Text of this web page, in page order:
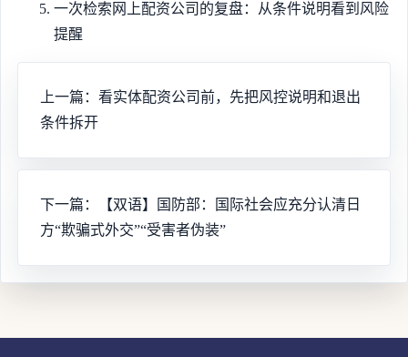
一次检索网上配资公司的复盘：从条件说明看到风险
提醒
上一篇：看实体配资公司前，先把风控说明和退出
条件拆开
下一篇：【双语】国防部：国际社会应充分认清日
方“欺骗式外交”“受害者伪装”